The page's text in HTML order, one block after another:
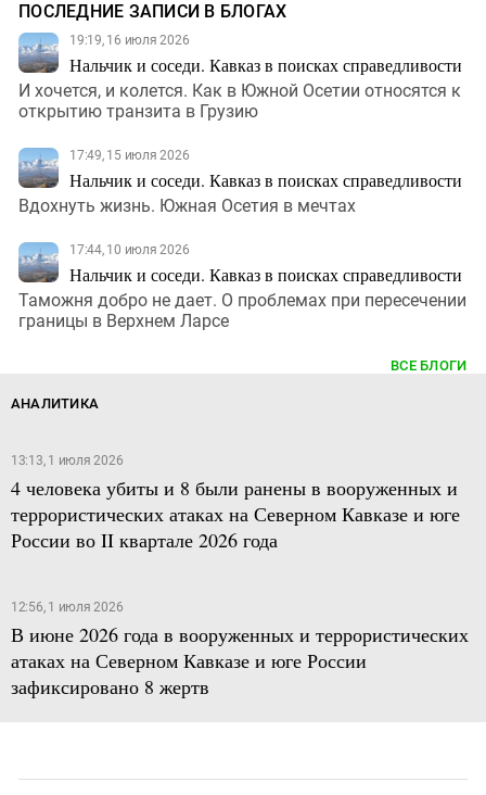
ПОСЛЕДНИЕ ЗАПИСИ В БЛОГАХ
19:19, 16 июля 2026
Нальчик и соседи. Кавказ в поисках справедливости
И хочется, и колется. Как в Южной Осетии относятся к
открытию транзита в Грузию
17:49, 15 июля 2026
Нальчик и соседи. Кавказ в поисках справедливости
Вдохнуть жизнь. Южная Осетия в мечтах
17:44, 10 июля 2026
Нальчик и соседи. Кавказ в поисках справедливости
Таможня добро не дает. О проблемах при пересечении
границы в Верхнем Ларсе
ВСЕ БЛОГИ
АНАЛИТИКА
13:13, 1 июля 2026
4 человека убиты и 8 были ранены в вооруженных и
террористических атаках на Северном Кавказе и юге
России во II квартале 2026 года
12:56, 1 июля 2026
В июне 2026 года в вооруженных и террористических
атаках на Северном Кавказе и юге России
зафиксировано 8 жертв